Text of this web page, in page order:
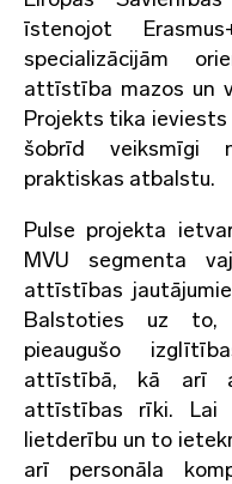
īstenojot
specializācijām
attīstība mazos un
Projekts tika ieviests
šobrīd veiksmīgi
praktiskas atbalstu.
Pulse projekta
MVU segmenta
attīstības
Balstoties uz to,
pieaugušo
attīstībā, kā arī
attīstības rīki. Lai
lietderību un to
arī personāla